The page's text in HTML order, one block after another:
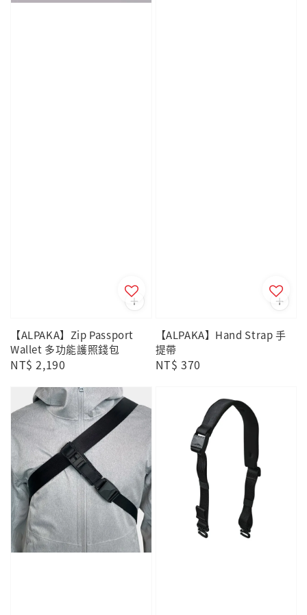
【ALPAKA】Zip Passport
Wallet 多功能護照錢包
Regular
NT$ 2,190
【ALPAKA】Hand Strap 手
提帶
Regular
NT$ 370